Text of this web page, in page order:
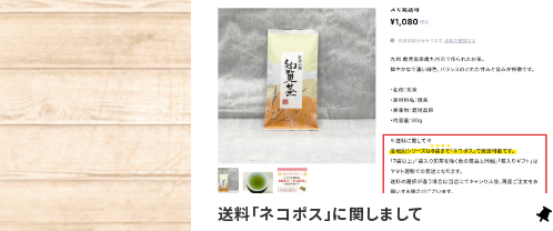
送料「ネコポス」に関しまして